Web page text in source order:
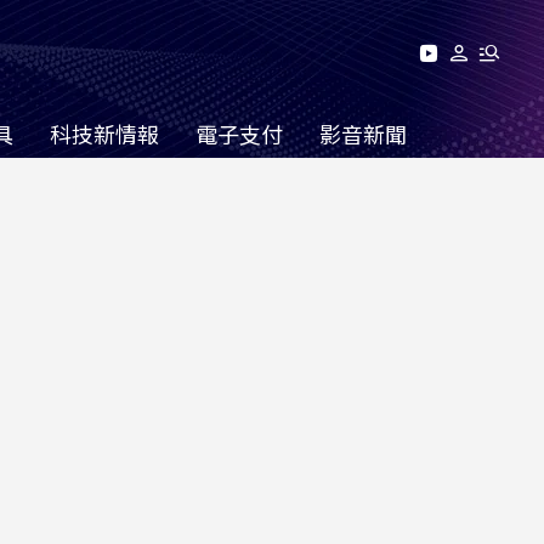
科技新情報 電子支付 影音新聞